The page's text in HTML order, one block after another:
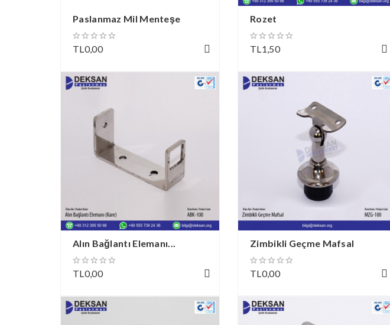
Paslanmaz Mil Menteşe
TL0,00
Alın Bağlantı Elemanı...
TL0,00
Rozet
TL1,50
Zimbikli Geçme Mafsal
TL0,00